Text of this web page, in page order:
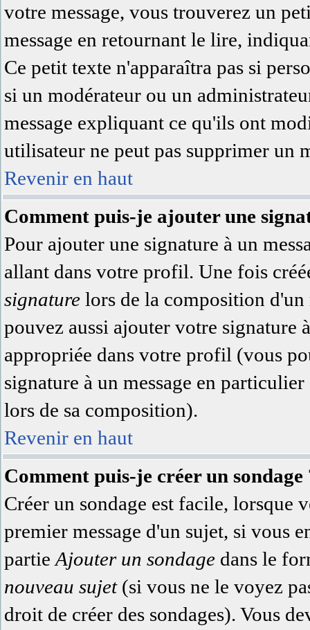
votre message, vous trouverez un
message en retournant le lire,
Ce petit texte n'apparaîtra pas si
si un modérateur ou un
message expliquant ce qu'ils ont
utilisateur ne peut pas supprimer un
Revenir en haut
Comment puis-je ajouter une
Pour ajouter une signature à un
allant dans votre profil. Une fois
signature lors de la composition d'un
pouvez aussi ajouter votre signature
appropriée dans votre profil (vous
signature à un message en
lors de sa composition).
Revenir en haut
Comment puis-je créer un sondage
Créer un sondage est facile, lorsque
premier message d'un sujet, si vous
partie Ajouter un sondage dans le
nouveau sujet(si vous ne le voyez
droit de créer des sondages). Vous